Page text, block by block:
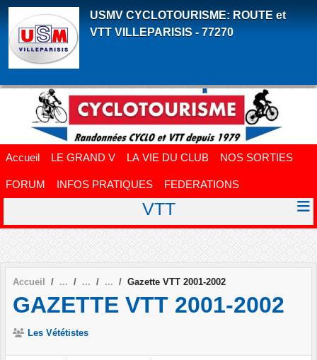
USMV CYCLOTOURISME: ROUTE et
VTT VILLEPARISIS - 77270
Accueil LE GRAND V LA VIE DU CLUB NOS SORTIES
FORUM INFOS PRATIQUES FEDERATIONS
VTT
Accueil Gazette VTT 2001-2002
GAZETTE VTT 2001-2002
Les Vététistes
Panneau de gestion des cookies